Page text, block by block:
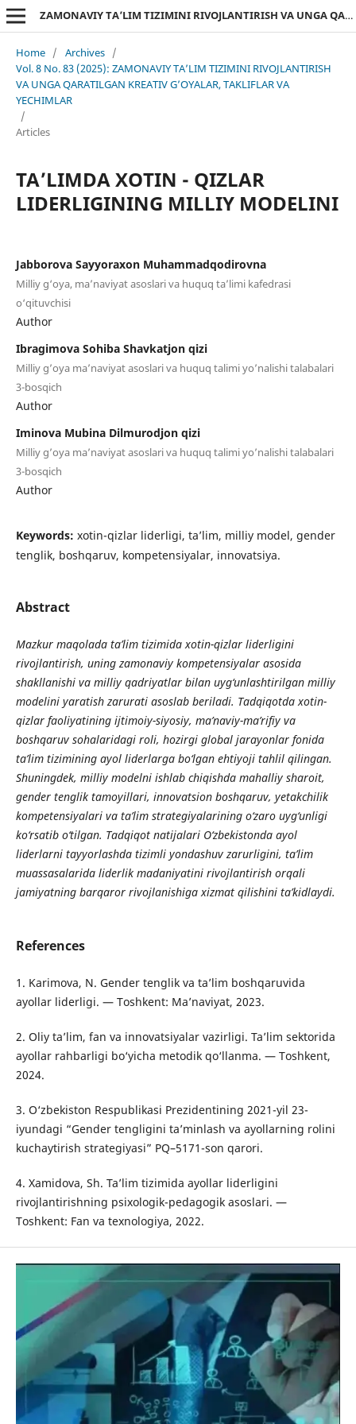
ZAMONAVIY TA’LIM TIZIMINI RIVOJLANTIRISH VA UNGA QARATILGAN KREATIV G’OYALAR, TAKLIFLAR VA YECHIMLAR
Home / Archives /
Vol. 8 No. 83 (2025): ZAMONAVIY TA’LIM TIZIMINI RIVOJLANTIRISH
VA UNGA QARATILGAN KREATIV G’OYALAR, TAKLIFLAR VA
YECHIMLAR
/
Articles
TA’LIMDA XOTIN - QIZLAR
LIDERLIGINING MILLIY MODELINI
Jabborova Sayyoraxon Muhammadqodirovna
Milliy g‘oya, ma’naviyat asoslari va huquq ta’limi kafedrasi
o‘qituvchisi
Author
Ibragimova Sohiba Shavkatjon qizi
Milliy g’oya ma’naviyat asoslari va huquq talimi yo’nalishi talabalari
3-bosqich
Author
Iminova Mubina Dilmurodjon qizi
Milliy g’oya ma’naviyat asoslari va huquq talimi yo’nalishi talabalari
3-bosqich
Author
Keywords: xotin-qizlar liderligi, ta’lim, milliy model, gender
tenglik, boshqaruv, kompetensiyalar, innovatsiya.
Abstract
Mazkur maqolada ta’lim tizimida xotin-qizlar liderligini
rivojlantirish, uning zamonaviy kompetensiyalar asosida
shakllanishi va milliy qadriyatlar bilan uyg‘unlashtirilgan milliy
modelini yaratish zarurati asoslab beriladi. Tadqiqotda xotin-
qizlar faoliyatining ijtimoiy-siyosiy, ma’naviy-ma’rifiy va
boshqaruv sohalaridagi roli, hozirgi global jarayonlar fonida
ta’lim tizimining ayol liderlarga bo‘lgan ehtiyoji tahlil qilingan.
Shuningdek, milliy modelni ishlab chiqishda mahalliy sharoit,
gender tenglik tamoyillari, innovatsion boshqaruv, yetakchilik
kompetensiyalari va ta’lim strategiyalarining o‘zaro uyg‘unligi
ko‘rsatib o‘tilgan. Tadqiqot natijalari O‘zbekistonda ayol
liderlarni tayyorlashda tizimli yondashuv zarurligini, ta’lim
muassasalarida liderlik madaniyatini rivojlantirish orqali
jamiyatning barqaror rivojlanishiga xizmat qilishini ta’kidlaydi.
References
1. Karimova, N. Gender tenglik va ta’lim boshqaruvida
ayollar liderligi. — Toshkent: Ma’naviyat, 2023.
2. Oliy ta’lim, fan va innovatsiyalar vazirligi. Ta’lim sektorida
ayollar rahbarligi bo‘yicha metodik qo‘llanma. — Toshkent,
2024.
3. O‘zbekiston Respublikasi Prezidentining 2021-yil 23-
iyundagi “Gender tengligini ta’minlash va ayollarning rolini
kuchaytirish strategiyasi” PQ–5171-son qarori.
4. Xamidova, Sh. Ta’lim tizimida ayollar liderligini
rivojlantirishning psixologik-pedagogik asoslari. —
Toshkent: Fan va texnologiya, 2022.